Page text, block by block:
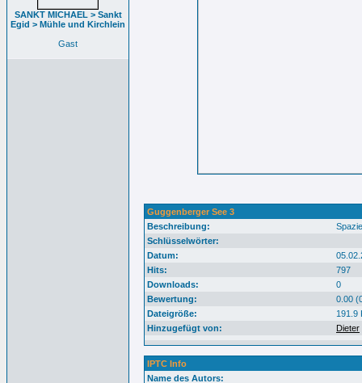
SANKT MICHAEL > Sankt
Egid > Mühle und Kirchlein
Gast
Guggenberger See 3
Beschreibung:
Schlüsselwörter:
Datum:
Hits:
797
Downloads:
0
Bewertung:
0.00
Dateigröße:
191.9
Hinzugefügt von:
Dieter
IPTC Info
Name des Autors: